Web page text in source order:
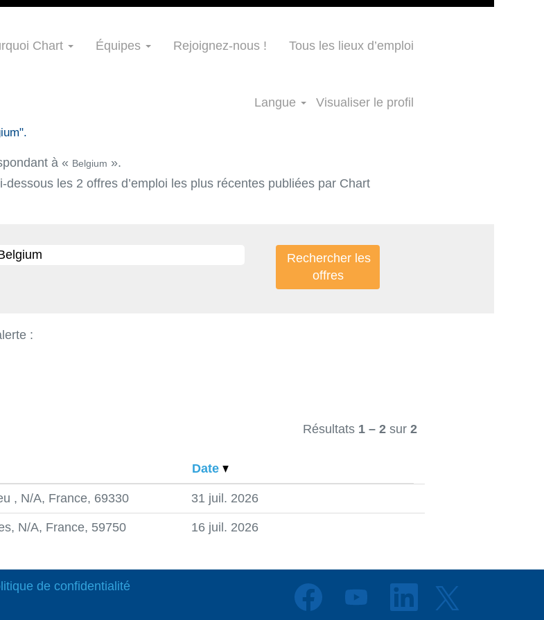
Chart Équipes Rejoignez-nous ! Tous les lieux d’emploi
Langue Visualiser le profil
à « Belgium ».
les 2 offres d’emploi les plus récentes publiées par Chart
:
Résultats 1 – 2 sur 2
Date
, N/A, France, 69330 31 juil. 2026
N/A, France, 59750 16 juil. 2026
de confidentialité
S
S
o
S